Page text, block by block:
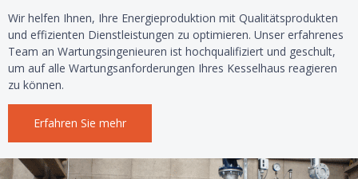
Wir helfen Ihnen, Ihre Energieproduktion mit Qualitätsprodukten
und effizienten Dienstleistungen zu optimieren. Unser erfahrenes
Team an Wartungsingenieuren ist hochqualifiziert und geschult,
um auf alle Wartungsanforderungen Ihres Kesselhaus reagieren
zu können.
Erfahren Sie mehr